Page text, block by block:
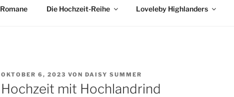
Romane Die Hochzeit-Reihe Loveleby Highlanders
VERÖFFENTLICHT
AM
OKTOBER 6, 2023 VON DAISY SUMMER
Hochzeit mit Hochlandrind